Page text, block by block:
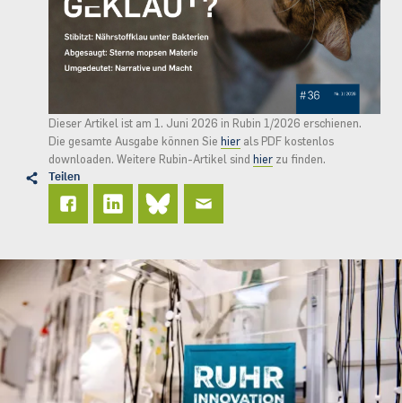
Dieser Artikel ist am 1. Juni 2026 in Rubin 1/2026 erschienen.
Die gesamte Ausgabe können Sie hierals PDF kostenlos
downloaden. Weitere Rubin-Artikel sind hierzu finden.
Teilen